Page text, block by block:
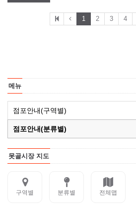
1 2 3 4
메뉴
점포안내(구역별)
점포안내(분류별)
못골시장 지도
구역별 분류별 전체맵